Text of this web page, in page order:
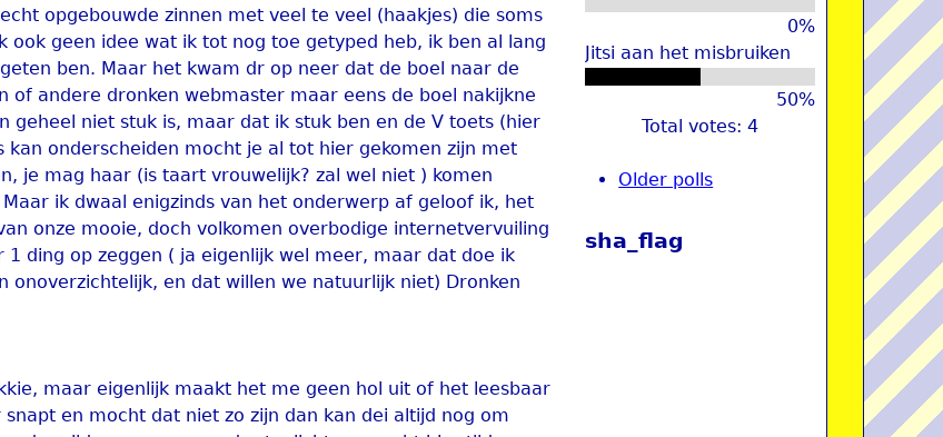
opgebouwde zinnen met veel te veel (haakjes) die soms
ook geen idee wat ik tot nog toe getyped heb, ik ben al lang
ben. Maar het kwam dr op neer dat de boel naar de
of andere dronken webmaster maar eens de boel nakijkne
geheel niet stuk is, maar dat ik stuk ben en de V toets (hier
onderscheiden mocht je al tot hier gekomen zijn met
je mag haar (is taart vrouwelijk? zal wel niet ) komen
ik dwaal enigzinds van het onderwerp af geloof ik, het
onze mooie, doch volkomen overbodige internetvervuiling
ding op zeggen ( ja eigenlijk wel meer, maar dat doe ik
en dat willen we natuurlijk niet) Dronken
maar eigenlijk maakt het me geen hol uit of het leesbaar
en mocht dat niet zo zijn dan kan dei altijd nog om
0%
Jitsi aan het misbruiken
50%
Total votes: 4
Older polls
sha_flag